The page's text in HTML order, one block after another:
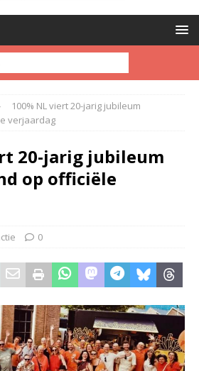
100% NL viert 20-jarig jubileum
verjaardag
20-jarig jubileum
op officiële
0